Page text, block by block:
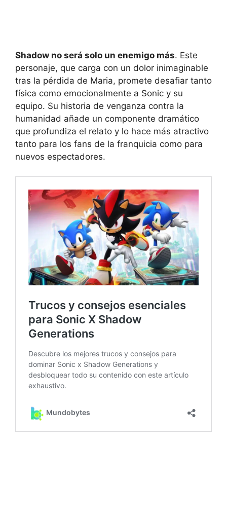
Shadow no será solo un enemigo más. Este
personaje, que carga con un dolor inimaginable
tras la pérdida de Maria, promete desafiar tanto
física como emocionalmente a Sonic y su
equipo. Su historia de venganza contra la
humanidad añade un componente dramático
que profundiza el relato y lo hace más atractivo
tanto para los fans de la franquicia como para
nuevos espectadores.